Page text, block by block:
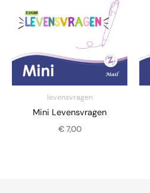
levensvragen
Mini Levensvragen
€7,00